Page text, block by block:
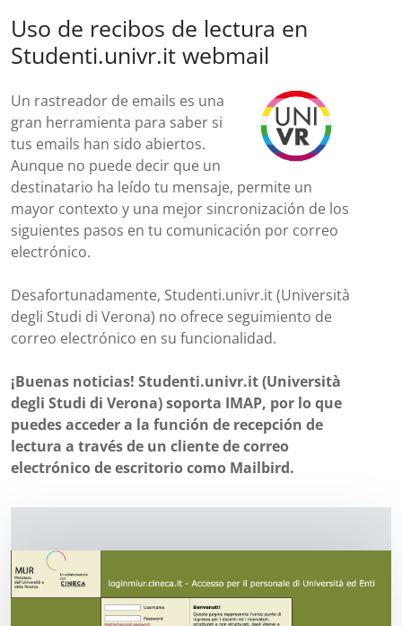
Uso de recibos de lectura en
Studenti.univr.it webmail
Un rastreador de emails es una
gran herramienta para saber si
tus emails han sido abiertos.
Aunque no puede decir que un
destinatario ha leído tu mensaje, permite un
mayor contexto y una mejor sincronización de los
siguientes pasos en tu comunicación por correo
electrónico.
Desafortunadamente, Studenti.univr.it (Università
degli Studi di Verona) no ofrece seguimiento de
correo electrónico en su funcionalidad.
¡Buenas noticias! Studenti.univr.it (Università
degli Studi di Verona) soporta IMAP, por lo que
puedes acceder a la función de recepción de
lectura a través de un cliente de correo
electrónico de escritorio como Mailbird.